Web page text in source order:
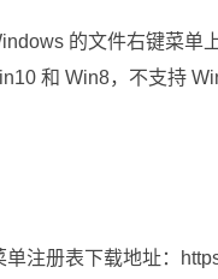
的文件右键菜单
和 Win8，不支持
注册表下载地址：